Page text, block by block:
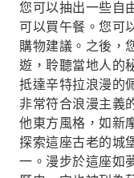
您可以抽出一些自
可以買午餐。您可
購物建議。之後，
遊，聆聽當地人的
抵達辛特拉浪漫的
非常符合浪漫主義
他東方風格，如新
探索這座古老的城
一。漫步於這座如